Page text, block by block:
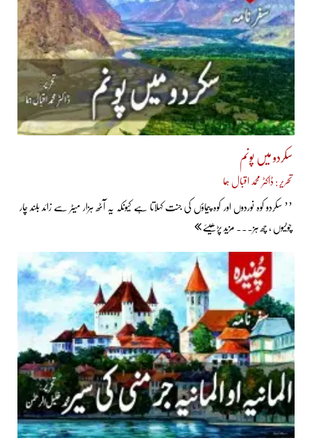
سکردو میں پونم
تحریر : ڈاکٹر محمد اقبال ہما
’’ سکردو کوہ نوردوں اور کوہ پیماؤں کی جنت کہلاتا ہے کیونکہ یہ آٹھ ہزار میٹر سے زائد بلند چار
چوٹیوں ، چھ ہز... مزید پڑھیئے